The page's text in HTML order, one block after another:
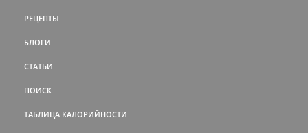
РЕЦЕПТЫ
БЛОГИ
СТАТЬИ
ПОИСК
ТАБЛИЦА КАЛОРИЙНОСТИ